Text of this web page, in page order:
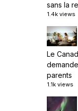
sans la
1.4k views
Le
parents
1.1k views